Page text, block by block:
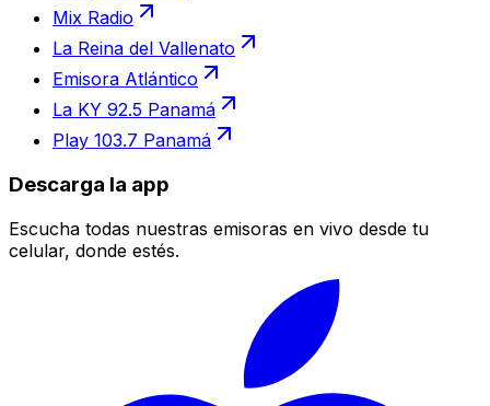
Mix Radio
La Reina del Vallenato
Emisora Atlántico
La KY 92.5 Panamá
Play 103.7 Panamá
Descarga la app
Escucha todas nuestras emisoras en vivo desde tu
celular, donde estés.